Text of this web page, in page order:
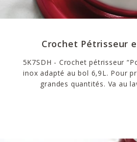
Crochet Pétrisseur
5K7SDH - Crochet pétrisseur
inox adapté au bol 6,9L. Pour
grandes quantités. Va au